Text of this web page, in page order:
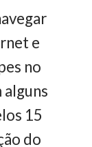
e
no
15
do